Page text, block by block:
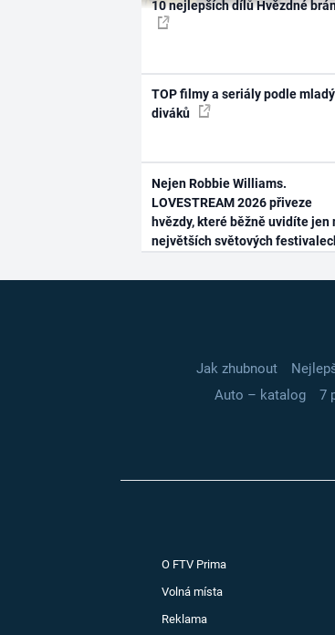
10 nejlepších dílů Hvězdné
TOP filmy a seriály podle
diváků
Nejen Robbie Williams.
LOVESTREAM 2026 přiveze
hvězdy, které běžně uvidíte jen
největších světových
Jak zhubnout
Auto – katalog
7
O FTV Prima
Volná místa
Reklama